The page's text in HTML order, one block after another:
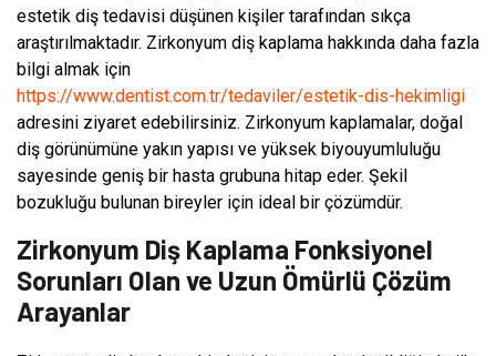
estetik diş tedavisi düşünen kişiler tarafından sıkça
araştırılmaktadır. Zirkonyum diş kaplama hakkında daha fazla
bilgi almak için
https://www.dentist.com.tr/tedaviler/estetik-dis-hekimligi
adresini ziyaret edebilirsiniz. Zirkonyum kaplamalar, doğal
diş görünümüne yakın yapısı ve yüksek biyouyumluluğu
sayesinde geniş bir hasta grubuna hitap eder. Şekil
bozukluğu bulunan bireyler için ideal bir çözümdür.
Zirkonyum Diş Kaplama Fonksiyonel
Sorunları Olan ve Uzun Ömürlü Çözüm
Arayanlar